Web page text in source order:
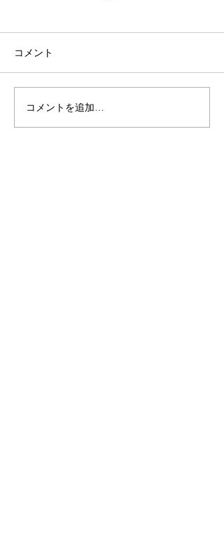
もらってうれしい部活の
卒部・引退記念品 人気＆
コメント
コメントを追加…